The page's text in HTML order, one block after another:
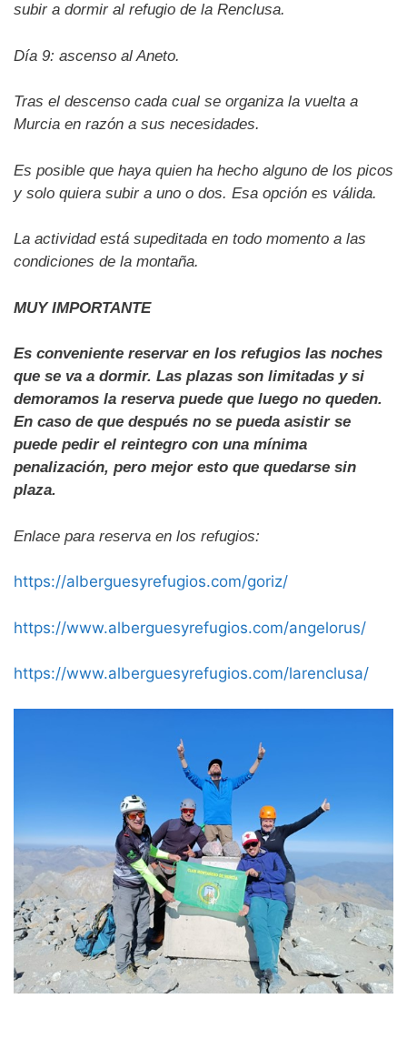
subir a dormir al refugio de la Renclusa.
Día 9: ascenso al Aneto.
Tras el descenso cada cual se organiza la vuelta a
Murcia en razón a sus necesidades.
Es posible que haya quien ha hecho alguno de los picos
y solo quiera subir a uno o dos. Esa opción es válida.
La actividad está supeditada en todo momento a las
condiciones de la montaña.
MUY IMPORTANTE
Es conveniente reservar en los refugios las noches
que se va a dormir. Las plazas son limitadas y si
demoramos la reserva puede que luego no queden.
En caso de que después no se pueda asistir se
puede pedir el reintegro con una mínima
penalización, pero mejor esto que quedarse sin
plaza.
Enlace para reserva en los refugios:
https://alberguesyrefugios.com/goriz/
https://www.alberguesyrefugios.com/angelorus/
https://www.alberguesyrefugios.com/larenclusa/